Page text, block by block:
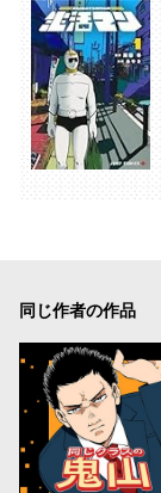
同じ作者の作品